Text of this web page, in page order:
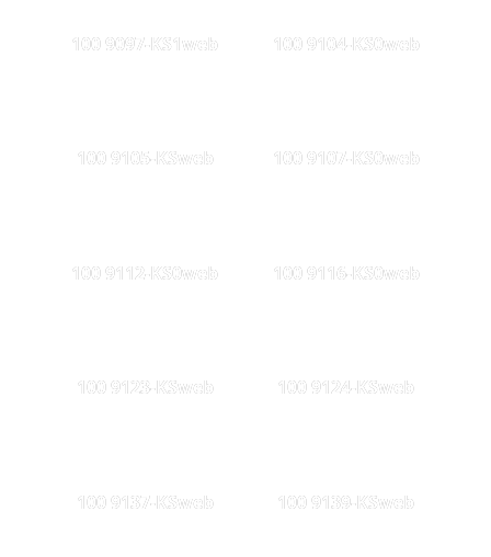
100 9097-KS1web 100 9104-KS0web
100 9105-KSweb 100 9107-KS0web
100 9112-KS0web 100 9116-KS0web
100 9123-KSweb 100 9124-KSweb
100 9137-KSweb 100 9139-KSweb